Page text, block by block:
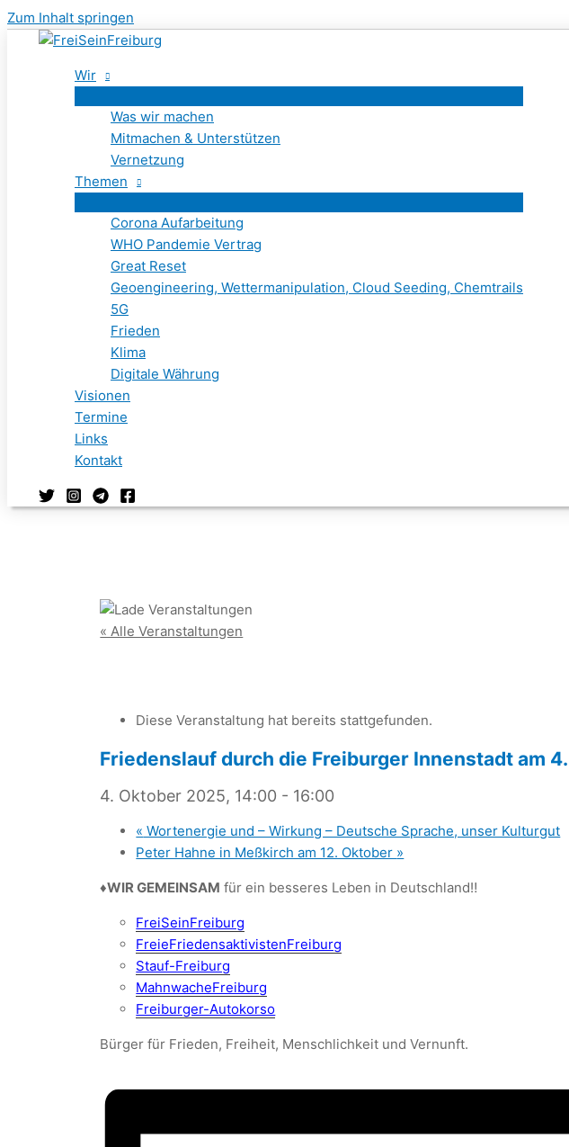
Zum Inhalt springen
Wir
Was wir machen
Mitmachen & Unterstützen
Vernetzung
Themen
Corona Aufarbeitung
WHO Pandemie Vertrag
Great Reset
Geoengineering, Wettermanipulation, Cloud Seeding, Chemtrails
5G
Frieden
Klima
Digitale Währung
Visionen
Termine
Links
Kontakt
« Alle Veranstaltungen
Diese Veranstaltung hat bereits stattgefunden.
Friedenslauf durch die Freiburger Innenstadt am
4. Oktober 2025, 14:00 - 16:00
« Wortenergie und – Wirkung – Deutsche Sprache, unser Kulturgut
Peter Hahne in Meßkirch am 12. Oktober »
♦️WIR GEMEINSAM für ein besseres Leben in Deutschland‼️
FreiSeinFreiburg
FreieFriedensaktivistenFreiburg
Stauf-Freiburg
MahnwacheFreiburg
Freiburger-Autokorso
Bürger für Frieden, Freiheit, Menschlichkeit und Vernunft.